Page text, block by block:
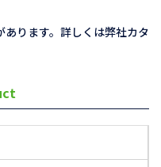
ります。詳しくは弊社カタ